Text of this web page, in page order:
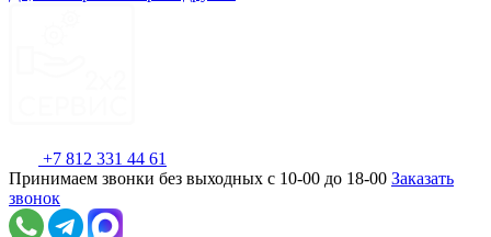
+7 812 331 44 61
Принимаем звонки без выходных с 10-00 до 18-00 Заказать
звонок